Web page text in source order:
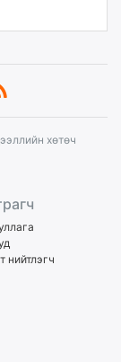
хөтөч
нийтлэгч